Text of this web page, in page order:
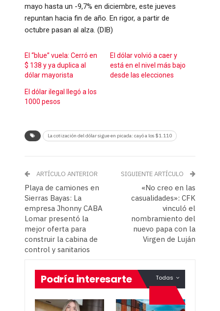
mayo hasta un -9,7% en diciembre, este jueves
repuntan hacia fin de año. En rigor, a partir de
octubre pasan al alza. (DIB)
El “blue” vuela: Cerró en
$ 138 y ya duplica al
dólar mayorista
El dólar volvió a caer y
está en el nivel más bajo
desde las elecciones
El dólar ilegal llegó a los
1000 pesos
La cotización del dólar sigue en picada: cayó a los $1.110
ARTÍCULO ANTERIOR
Playa de camiones en
Sierras Bayas: La
empresa Jhonny CABA
Lomar presentó la
mejor oferta para
construir la cabina de
control y sanitarios
SIGUIENTE ARTÍCULO
«No creo en las
casualidades»: CFK
vinculó el
nombramiento del
nuevo papa con la
Virgen de Luján
Todas
Podría interesarte